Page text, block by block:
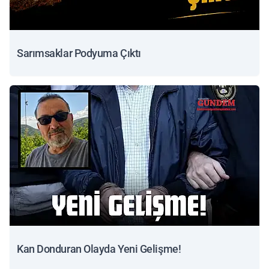
Sarımsaklar Podyuma Çıktı
Kan Donduran Olayda Yeni Gelişme!